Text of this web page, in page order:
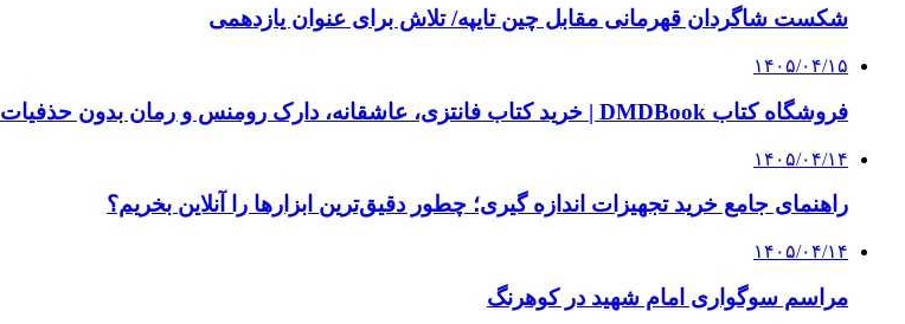
شکست شاگردان قهرمانی مقابل چین تایپه/ تلاش برای عنوان یازدهمی
۱۴۰۵/۰۴/۱۵
فروشگاه کتاب DMDBook | خرید کتاب فانتزی، عاشقانه، دارک رومنس و رمان بدون حذفیات
۱۴۰۵/۰۴/۱۴
راهنمای جامع خرید تجهیزات اندازه گیری؛ چطور دقیق‌ترین ابزارها را آنلاین بخریم؟
۱۴۰۵/۰۴/۱۴
مراسم سوگواری امام شهید در کوهرنگ